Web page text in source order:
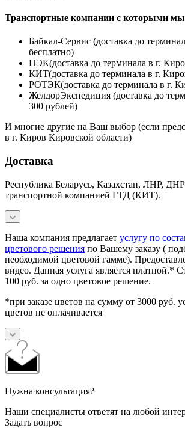
Транспортные компании с которыми
Байкал-Сервис (доставка до
бесплатно)
ПЭК(доставка до терминала в г.
КИТ(доставка до терминала в г.
РОТЭК(доставка до терминала в г.
ЖелдорЭкспедиция (доставка до
300 рублей)
И многие другие на Ваш выбор (если
в г. Киров Кировской области)
Доставка
Республика Беларусь, Казахстан, ЛНР,
транспортной компанией ГТД (КИТ).
Наша компания предлагает услугу по
цветового решения по Вашему заказу (
необходимой цветовой гамме).
видео. Данная услуга является платной.*
100 руб. за одно цветовое решение.
*при заказе цветов на сумму от 3000 руб.
цветов не оплачивается
Нужна консультация?
Наши специалисты ответят на любой
Задать вопрос